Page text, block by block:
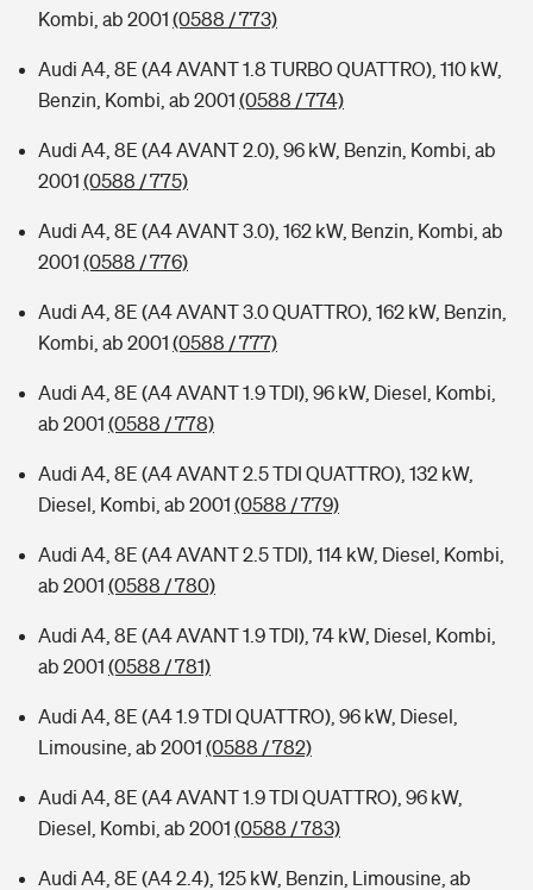
Kombi, ab 2001 (0588 / 773)
Audi A4, 8E (A4 AVANT 1.8 TURBO QUATTRO), 110 kW,
Benzin, Kombi, ab 2001 (0588 / 774)
Audi A4, 8E (A4 AVANT 2.0), 96 kW, Benzin, Kombi, ab
2001 (0588 / 775)
Audi A4, 8E (A4 AVANT 3.0), 162 kW, Benzin, Kombi, ab
2001 (0588 / 776)
Audi A4, 8E (A4 AVANT 3.0 QUATTRO), 162 kW, Benzin,
Kombi, ab 2001 (0588 / 777)
Audi A4, 8E (A4 AVANT 1.9 TDI), 96 kW, Diesel, Kombi,
ab 2001 (0588 / 778)
Audi A4, 8E (A4 AVANT 2.5 TDI QUATTRO), 132 kW,
Diesel, Kombi, ab 2001 (0588 / 779)
Audi A4, 8E (A4 AVANT 2.5 TDI), 114 kW, Diesel, Kombi,
ab 2001 (0588 / 780)
Audi A4, 8E (A4 AVANT 1.9 TDI), 74 kW, Diesel, Kombi,
ab 2001 (0588 / 781)
Audi A4, 8E (A4 1.9 TDI QUATTRO), 96 kW, Diesel,
Limousine, ab 2001 (0588 / 782)
Audi A4, 8E (A4 AVANT 1.9 TDI QUATTRO), 96 kW,
Diesel, Kombi, ab 2001 (0588 / 783)
Audi A4, 8E (A4 2.4), 125 kW, Benzin, Limousine, ab